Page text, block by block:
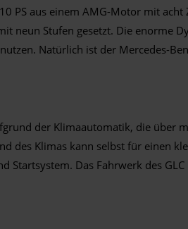
PS aus einem AMG-Motor mit
Stufen gesetzt. Die enorme
Natürlich ist der Mercedes-
der Klimaautomatik, die
des Klimas kann selbst für einen
Startsystem. Das Fahrwerk des